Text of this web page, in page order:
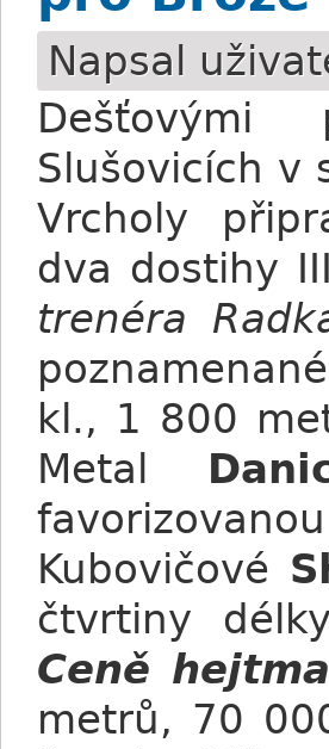
Napsal
Dešťovými
Slušovicích v
Vrcholy
dva dostihy
trenéra
poznamenané
kl., 1 800
Metal
Kubovičové
čtvrtiny
Ceně
metrů, 70